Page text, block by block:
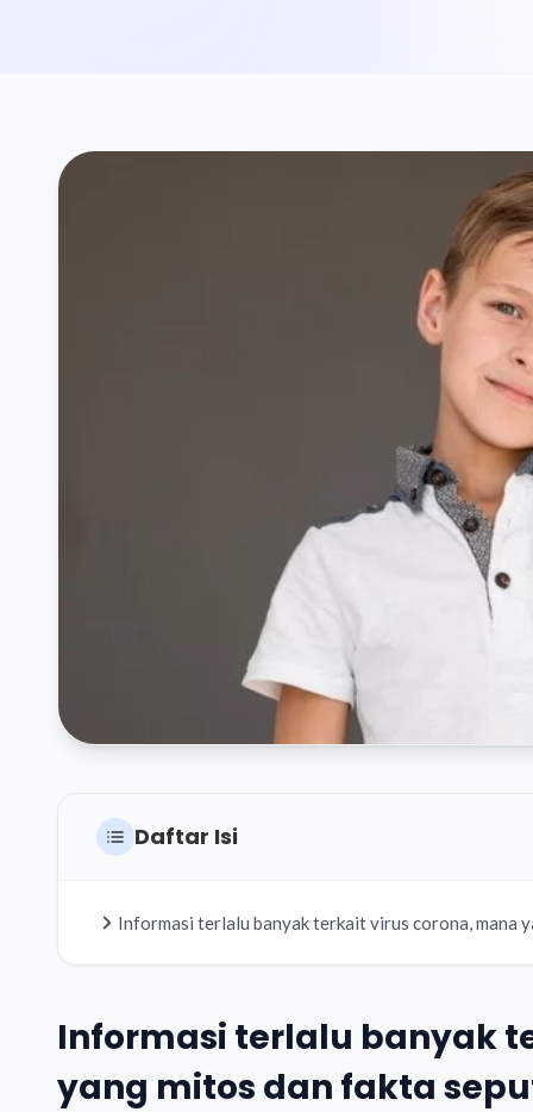
Daftar Isi
Informasi terlalu banyak terkait virus corona, mana
Informasi terlalu banyak
yang mitos dan fakta